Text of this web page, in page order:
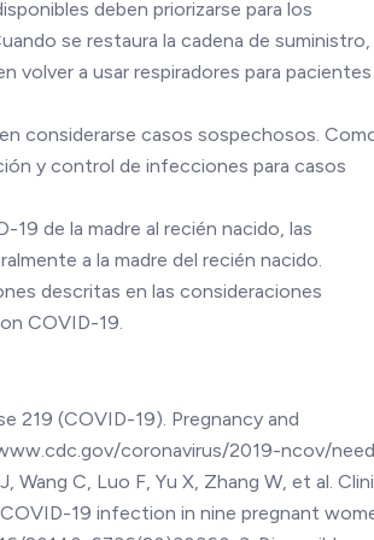
deben priorizarse para los
se restaura la cadena de suministro,
volver a usar respiradores para
considerarse casos sospechosos.
y control de infecciones para casos
19 de la madre al recién nacido, las
a la madre del recién nacido.
descritas en las consideraciones
COVID-19.
219 (COVID-19). Pregnancy and
coronavirus/2019-ncov/
C, Luo F, Yu X, Zhang W, et al.
19 infection in nine pregnant